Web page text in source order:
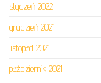
styczeń 2022
grudzień 2021
listopad 2021
październik 2021